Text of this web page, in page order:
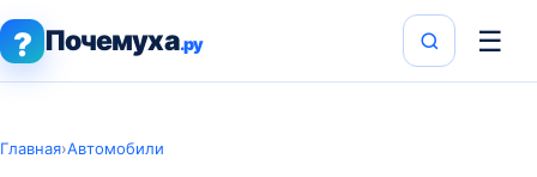
? Почемуха.ру ☰
Главная›Автомобили